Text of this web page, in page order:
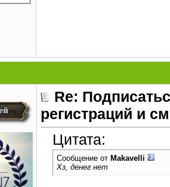
Re:
регистраций и
Цитата:
Сообщение от Makavelli
Хз, денег нет